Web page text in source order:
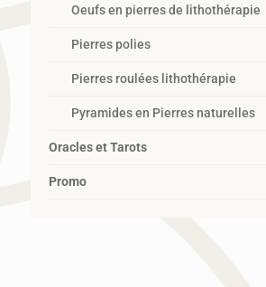
Oeufs en pierres de lithothérapie
Pierres polies
Pierres roulées lithothérapie
Pyramides en Pierres naturelles
Oracles et Tarots
Promo